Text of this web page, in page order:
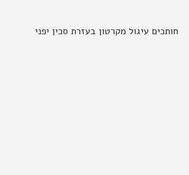
חותכים עיגול מקרטון בעזרת סכין יפני